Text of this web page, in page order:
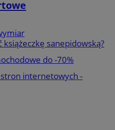
książeczkę sanepidowską?
do -70%
internetowych -